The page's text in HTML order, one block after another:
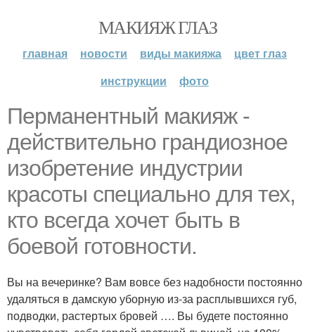
МАКИЯЖ ГЛАЗ
главная новости виды макияжа
цвет глаз
инструкции
фото
Перманентный макияж -
действительно грандиозное
изобретение индустрии
красоты специально для тех,
кто всегда хочет быть в
боевой готовности.
Вы на вечеринке? Вам вовсе без надобности постоянно
удаляться в дамскую уборную из-за расплывшихся губ,
подводки, растертых бровей …. Вы будете постоянно